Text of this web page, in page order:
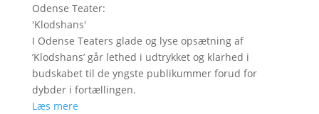
Odense Teater:
'Klodshans'
I Odense Teaters glade og lyse opsætning af
’Klodshans’ går lethed i udtrykket og klarhed i
budskabet til de yngste publikummer forud for
dybder i fortællingen.
Læs mere